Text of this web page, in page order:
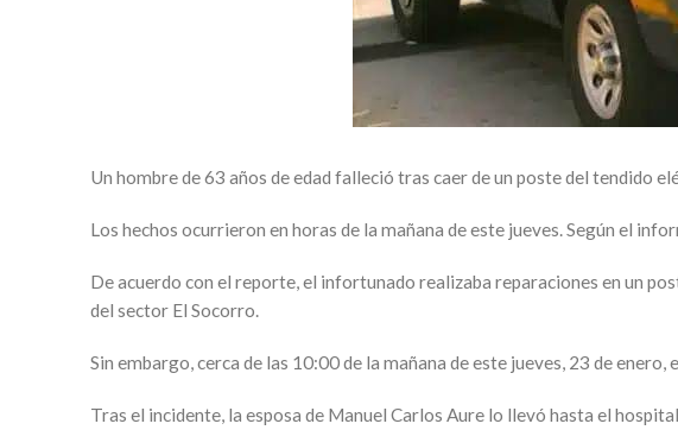
Un hombre de 63 años de edad falleció tras caer de un poste del tendido
Los hechos ocurrieron en horas de la mañana de este jueves. Según el
De acuerdo con el reporte, el infortunado realizaba reparaciones en un
del sector El Socorro.
Sin embargo, cerca de las 10:00 de la mañana de este jueves, 23 de
Tras el incidente, la esposa de Manuel Carlos Aure lo llevó hasta el